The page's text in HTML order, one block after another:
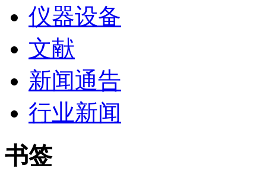
仪器设备
文献
新闻通告
行业新闻
书签